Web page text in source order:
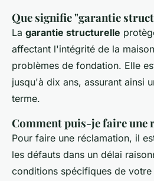
Que signifie "garantie
La garantie structurelle
affectant l'intégrité de la
problèmes de fondation. Elle
jusqu'à dix ans, assurant ainsi
terme.
Comment puis-je faire une
Pour faire une réclamation, il
les défauts dans un délai
conditions spécifiques de